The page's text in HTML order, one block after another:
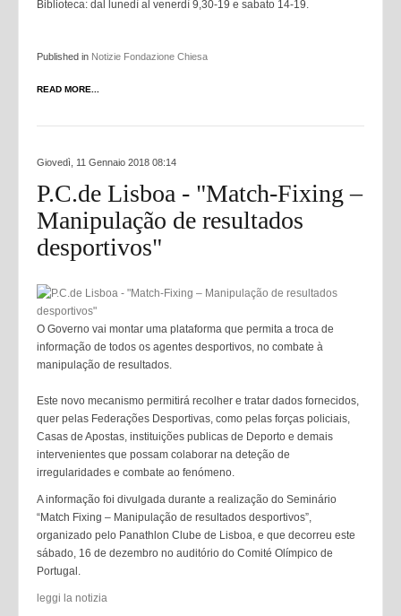
Biblioteca: dal lunedì al venerdì 9,30-19 e sabato 14-19.
Published in Notizie Fondazione Chiesa
READ MORE...
Giovedì, 11 Gennaio 2018 08:14
P.C.de Lisboa - "Match-Fixing –
Manipulação de resultados
desportivos"
O Governo vai montar uma plataforma que permita a troca de
informação de todos os agentes desportivos, no combate à
manipulação de resultados.
Este novo mecanismo permitirá recolher e tratar dados fornecidos,
quer pelas Federações Desportivas, como pelas forças policiais,
Casas de Apostas, instituições publicas de Deporto e demais
intervenientes que possam colaborar na deteção de
irregularidades e combate ao fenómeno.
A informação foi divulgada durante a realização do Seminário
“Match Fixing – Manipulação de resultados desportivos”,
organizado pelo Panathlon Clube de Lisboa, e que decorreu este
sábado, 16 de dezembro no auditório do Comité Olímpico de
Portugal.
leggi la notizia